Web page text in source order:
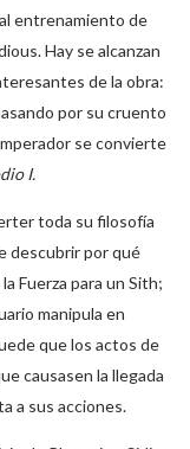
entrenamiento de
Hay se alcanzan
de la obra:
por su cruento
se convierte
I.
toda su filosofía
descubrir por qué
Fuerza para un Sith;
manipula en
que los actos de
causasen la llegada
a sus acciones.